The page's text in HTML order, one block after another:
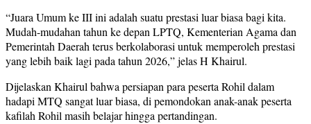
“Juara Umum ke III ini adalah suatu prestasi luar biasa bagi kita.
Mudah-mudahan tahun ke depan LPTQ, Kementerian Agama dan
Pemerintah Daerah terus berkolaborasi untuk memperoleh prestasi
yang lebih baik lagi pada tahun 2026,” jelas H Khairul.
Dijelaskan Khairul bahwa persiapan para peserta Rohil dalam
hadapi MTQ sangat luar biasa, di pemondokan anak-anak peserta
kafilah Rohil masih belajar hingga pertandingan.